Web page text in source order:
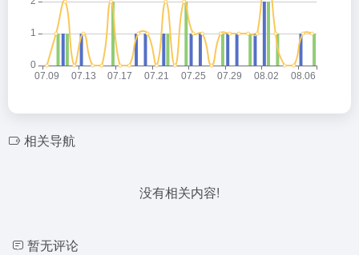
相关导航
没有相关内容!
暂无评论